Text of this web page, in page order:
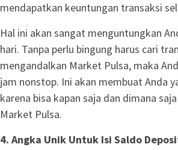
mendapatkan keuntungan transaksi
Hal ini akan sangat menguntungkan
hari. Tanpa perlu bingung harus cari
mengandalkan Market Pulsa, maka
jam nonstop. Ini akan membuat Anda
karena bisa kapan saja dan dimana
Market Pulsa.
4. Angka Unik Untuk Isi Saldo